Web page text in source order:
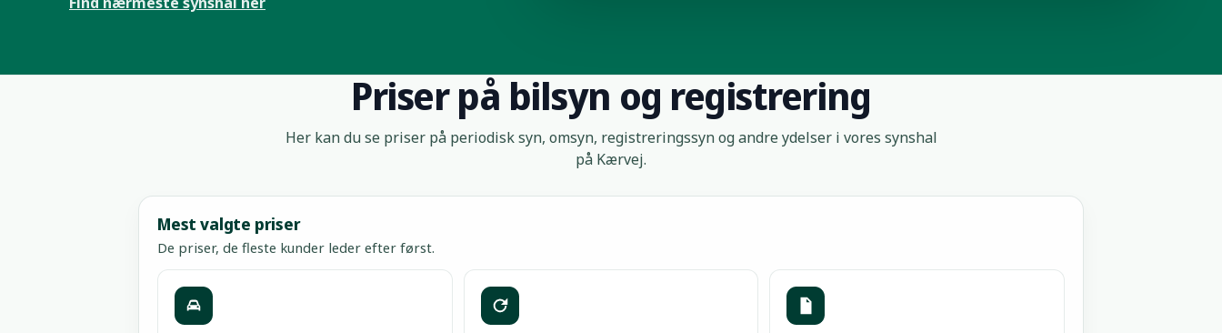
Priser på bilsyn og registrering
Her kan du se priser på periodisk syn, omsyn, registreringssyn og andre ydelser i vores synshal
på Kærvej.
Mest valgte priser
De priser, de fleste kunder leder efter først.